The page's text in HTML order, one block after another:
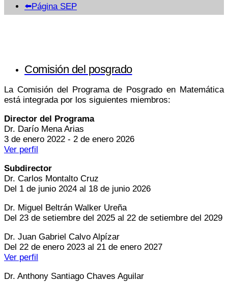
⬅️Página SEP
Comisión del posgrado
La Comisión del Programa de Posgrado en Matemática
está integrada por los siguientes miembros:
Director del Programa
Dr. Darío Mena Arias
3 de enero 2022 - 2 de enero 2026
Ver perfil
Subdirector
Dr. Carlos Montalto Cruz
Del 1 de junio 2024 al 18 de junio 2026
Dr. Miguel Beltrán Walker Ureña
Del 23 de setiembre del 2025 al 22 de setiembre del 2029
Dr. Juan Gabriel Calvo Alpízar
Del 22 de enero 2023 al 21 de enero 2027
Ver perfil
Dr. Anthony Santiago Chaves Aguilar